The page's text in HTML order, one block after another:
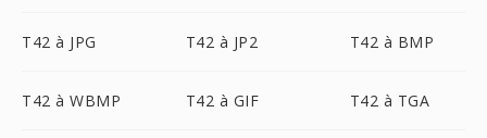
T42 à JPG T42 à JP2 T42 à BMP
T42 à WBMP T42 à GIF T42 à TGA